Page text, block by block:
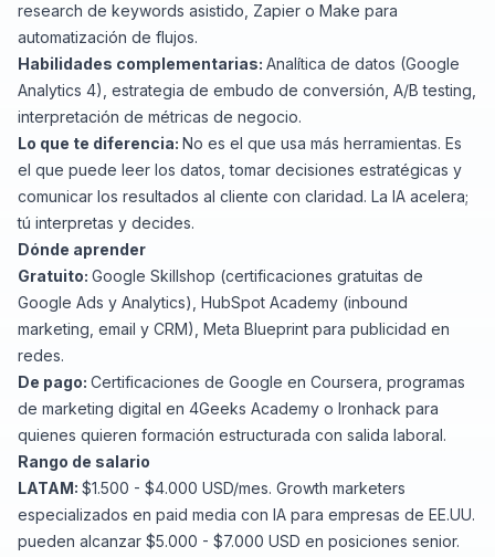
research de keywords asistido, Zapier o Make para
automatización de flujos.
Habilidades complementarias: Analítica de datos (Google
Analytics 4), estrategia de embudo de conversión, A/B testing,
interpretación de métricas de negocio.
Lo que te diferencia: No es el que usa más herramientas. Es
el que puede leer los datos, tomar decisiones estratégicas y
comunicar los resultados al cliente con claridad. La IA acelera;
tú interpretas y decides.
Dónde aprender
Gratuito: Google Skillshop (certificaciones gratuitas de
Google Ads y Analytics), HubSpot Academy (inbound
marketing, email y CRM), Meta Blueprint para publicidad en
redes.
De pago: Certificaciones de Google en Coursera , programas
de marketing digital en 4Geeks Academy o Ironhack para
quienes quieren formación estructurada con salida laboral.
Rango de salario
LATAM: $1.500 - $4.000 USD/mes. Growth marketers
especializados en paid media con IA para empresas de EE.UU.
pueden alcanzar $5.000 - $7.000 USD en posiciones senior.